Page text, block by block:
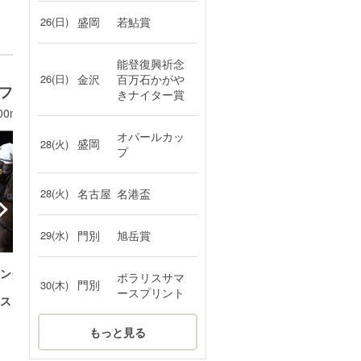
グルック
リール
しらさぎ賞[地方交流
4月22日(水) 浦和 ダ1400m
1着 ： 10 ツーシャドー
： 3
4着
：
26(日) 盛岡 若鮎賞
26(日) 金沢
能登復興祈念
百万石かがや
きナイター賞
28(火) 盛岡
オパールカッ
プ
28(火) 名古屋 名港盃
29(水) 門別 旭岳賞
30(木) 門別
ポラリスサマ
ースプリント
もっと見る